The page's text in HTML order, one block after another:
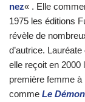
nez« . Elle
1975 les éditions
révèle de
d’autrice.
elle reçoit en 2000
première femme à
comme Le